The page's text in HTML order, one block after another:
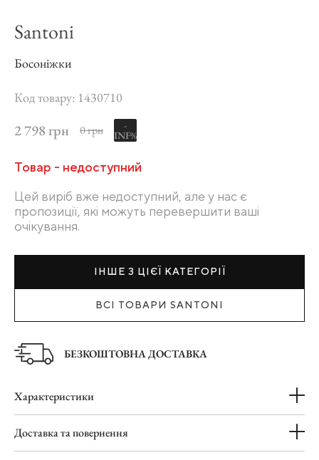
Santoni
Босоніжки
Код товару: 1430710
2 798 грн 0 грн -
INF%
Товар - недоступний
Цей виріб вже недоступний, але у нас є
пропозиції, які можуть перевершити ваші
очікування.
ІНШЕ З ЦІЄЇ КАТЕГОРІЇ
ВСІ ТОВАРИ SANTONI
БЕЗКОШТОВНА ДОСТАВКА
Характеристики
Доставка та повернення